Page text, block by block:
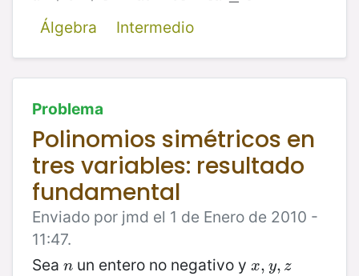
Álgebra
Intermedio
Problema
Polinomios simétricos en
tres variables: resultado
fundamental
Enviado por jmd el 1 de Enero de 2010 -
11:47.
Sea n
n un entero no negativo yx, y, z
x,y,z